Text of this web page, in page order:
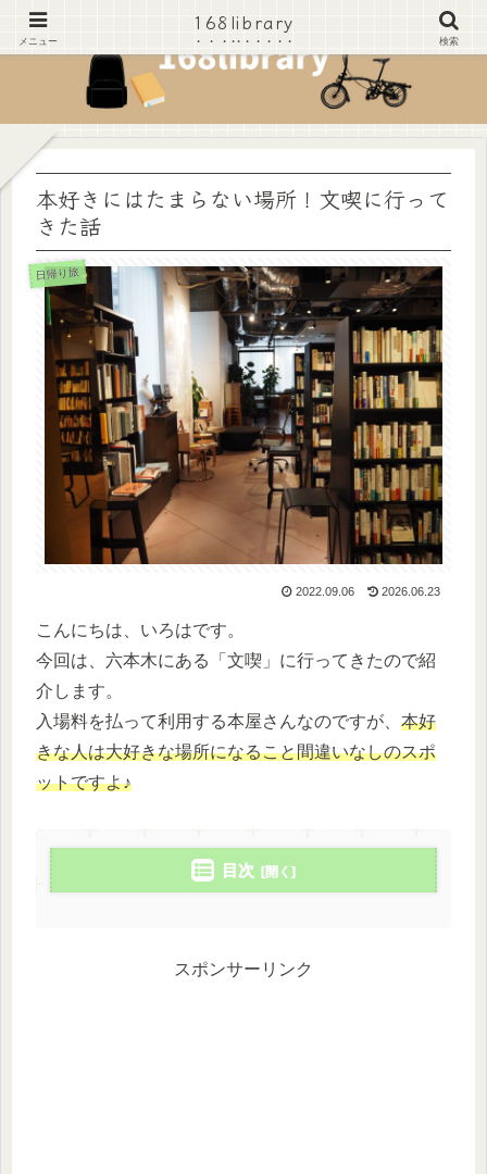
168library
本好きにはたまらない場所！文喫に行って
きた話
日帰り旅
2022.09.06 2026.06.23
こんにちは、いろはです。
今回は、六本木にある「文喫」に行ってきたので紹
介します。
入場料を払って利用する本屋さんなのですが、 本好
きな人は大好きな場所になること間違いなしのスポ
ットですよ♪
目次
スポンサーリンク
メニュー
168library
検索